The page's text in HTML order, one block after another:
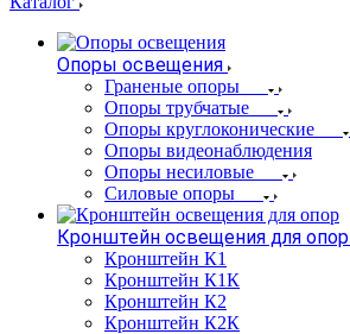
Опоры освещения
Граненые опоры
Опоры трубчатые
Опоры круглоконические
Опоры видеонаблюдения
Опоры несиловые
Силовые опоры
Кронштейн освещения для опор
Кронштейн К1
Кронштейн К1К
Кронштейн К2
Кронштейн К2К